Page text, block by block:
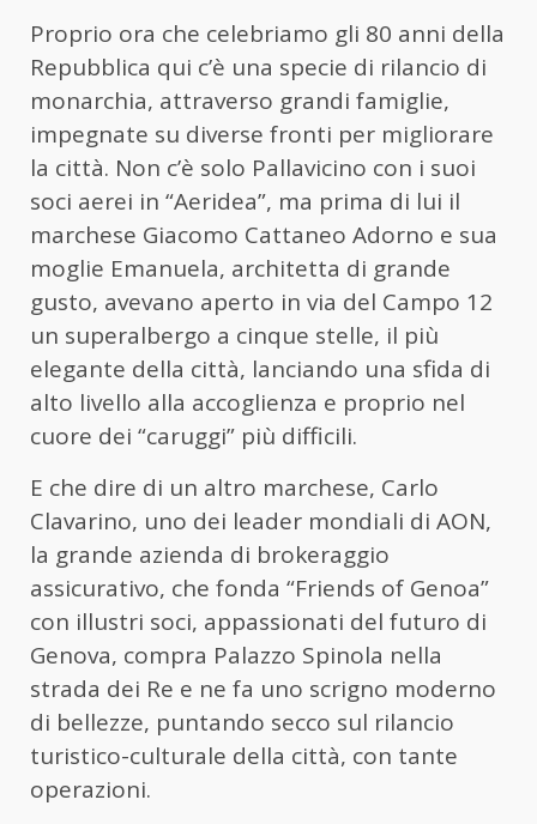
Proprio ora che celebriamo gli 80 anni della
Repubblica qui c’è una specie di rilancio di
monarchia, attraverso grandi famiglie,
impegnate su diverse fronti per migliorare
la città. Non c’è solo Pallavicino con i suoi
soci aerei in “Aeridea”, ma prima di lui il
marchese Giacomo Cattaneo Adorno e sua
moglie Emanuela, architetta di grande
gusto, avevano aperto in via del Campo 12
un superalbergo a cinque stelle, il più
elegante della città, lanciando una sfida di
alto livello alla accoglienza e proprio nel
cuore dei “caruggi” più difficili.
E che dire di un altro marchese, Carlo
Clavarino, uno dei leader mondiali di AON,
la grande azienda di brokeraggio
assicurativo, che fonda “Friends of Genoa”
con illustri soci, appassionati del futuro di
Genova, compra Palazzo Spinola nella
strada dei Re e ne fa uno scrigno moderno
di bellezze, puntando secco sul rilancio
turistico-culturale della città, con tante
operazioni.